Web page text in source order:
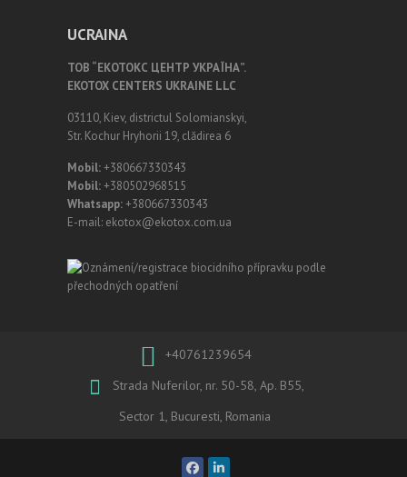
UCRAINA
ТОВ “ЕКОТОКС ЦЕНТР УКРАЇНА”.
EKOTOX CENTERS UKRAINE LLC
03110, Kiev, districtul Solomianskyi,
Str. Kochur Hryhorii 19, clădirea 6
Mobil:+380667330343
Mobil:+380502968515
Whatsapp:+380667330343
E-mail: ekotox@ekotox.com.ua
+40761239654
Strada Nuferilor, nr. 50-58, Ap. B55,
Sector 1, Bucuresti, Romania